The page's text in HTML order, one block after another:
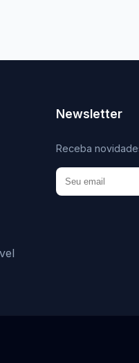
Newsletter
Receba